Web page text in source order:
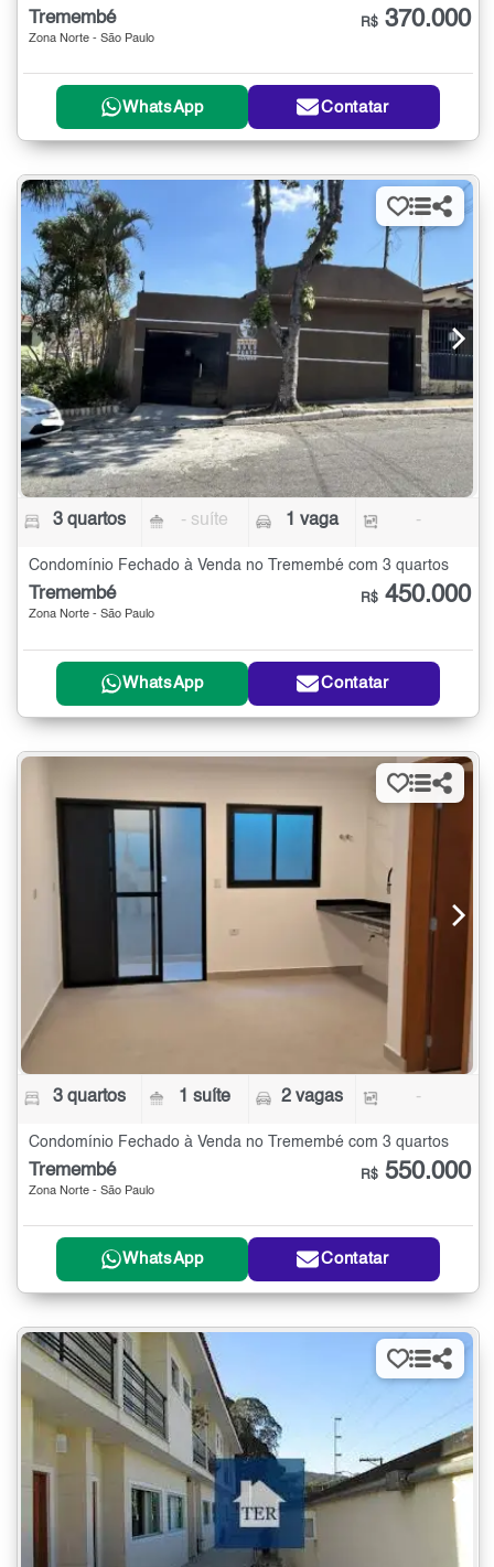
Tremembé
Zona Norte - São Paulo
R$ 370.000
WhatsApp Contatar
3 quartos - suíte 1 vaga -
Condomínio Fechado à Venda no Tremembé com 3 quartos
Tremembé
Zona Norte - São Paulo
R$ 450.000
WhatsApp Contatar
3 quartos 1 suíte 2 vagas -
Condomínio Fechado à Venda no Tremembé com 3 quartos
Tremembé
Zona Norte - São Paulo
R$ 550.000
WhatsApp Contatar